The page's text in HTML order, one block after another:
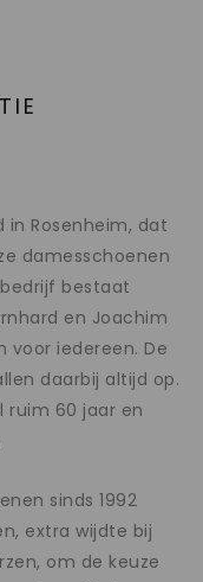
in Rosenheim, dat
damesschoenen
bestaat
en Joachim
voor iedereen. De
daarbij altijd op.
ruim 60 jaar en
sinds 1992
extra wijdte bij
om de keuze